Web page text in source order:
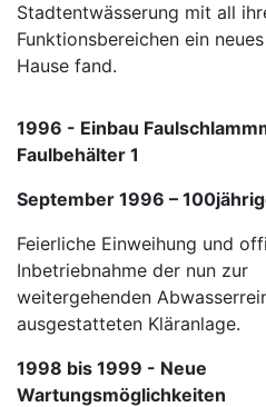
Stadtentwässerung mit all
Funktionsbereichen ein
Hause fand.
1996 - Einbau
Faulbehälter 1
September 1996 –
Feierliche Einweihung und
Inbetriebnahme der nun zur
weitergehenden
ausgestatteten Kläranlage.
1998 bis 1999 - Neue
Wartungsmöglichkeiten